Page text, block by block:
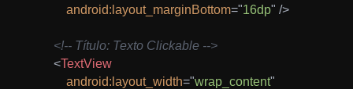
android: layout_marginBottom="16dp" />
<!-- Título: Texto Clickable -->
<TextView
android: layout_width="wrap_content"